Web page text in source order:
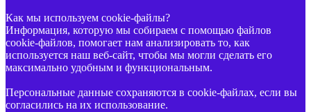
Как мы используем cookie-файлы?
Информация, которую мы собираем с помощью файлов
cookie-файлов, помогает нам анализировать то, как
используется наш веб-сайт, чтобы мы могли сделать его
максимально удобным и функциональным.
Персональные данные сохраняются в cookie-файлах, если вы
согласились на их использование.